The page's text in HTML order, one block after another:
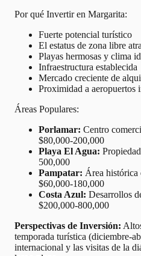
Por qué Invertir en Margarita:
Fuerte potencial turístico
El estatus de zona libre
Playas hermosas y clima
Infraestructura establecida
Mercado creciente de
Proximidad a aeropuertos
Áreas Populares:
Porlamar: Centro
$80,000-200,000
Playa El Agua:
500,000
Pampatar: Área histórica
$60,000-180,000
Costa Azul: Desarrollos
$200,000-800,000
Perspectivas de Inversión:
temporada turística (diciembre-
internacional y las visitas de la